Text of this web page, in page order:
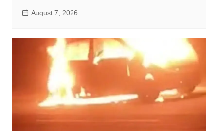
August 7, 2026